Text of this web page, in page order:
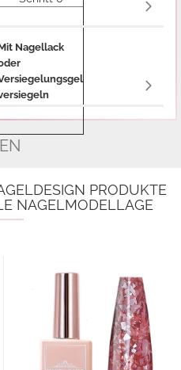
Nagellack
PRODUKTE
NAGELMODELLAGE